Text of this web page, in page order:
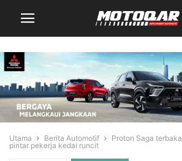
Utama Berita Automotif
Proton Saga
pintar pekerja kedai runcit